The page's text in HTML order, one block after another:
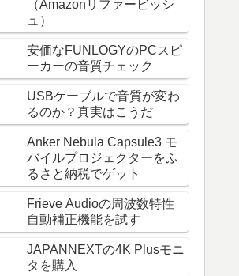
（Amazonリファービッシ
ュ）
安価なFUNLOGYのPCスピ
ーカーの音質チェック
USBケーブルで音質が変わ
るのか？真実はこうだ
Anker Nebula Capsule3 モ
バイルプロジェクターをふ
るさと納税でゲット
Frieve Audioの周波数特性
自動補正機能を試す
JAPANNEXTの4K Plusモニ
タを購入